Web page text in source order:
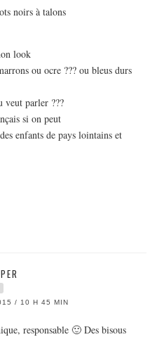
noirs à talons
look
ou ocre ??? ou bleus durs
veut parler ???
si on peut
enfants de pays lointains et
/ 10 H 45 MIN
responsable 🙂 Des bisous